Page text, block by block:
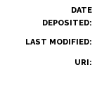
DATE
DEPOSITED:
LAST MODIFIED:
URI: